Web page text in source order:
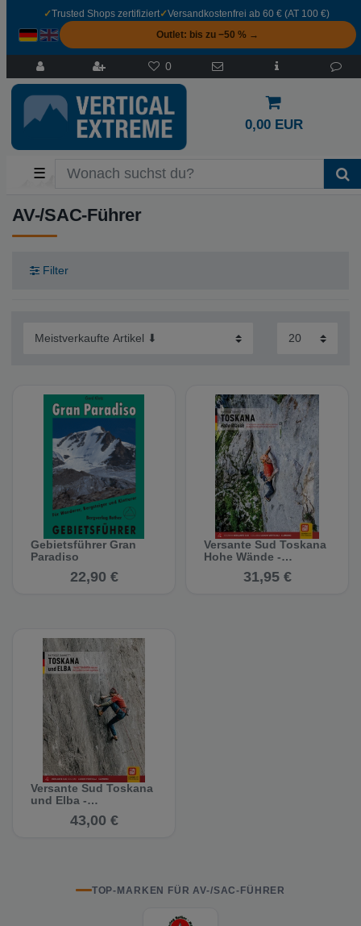
✓Trusted Shops zertifiziert✓Versandkostenfrei ab 60 € (AT 100 €)
Outlet: bis zu −50 % →
0
0,00 EUR
☰
AV-/SAC-Führer
Filter
Gebietsführer Gran
Paradiso
22,90 €
Versante Sud Toskana
Hohe Wände -
31,95 €
Versante Sud Toskana
und Elba -
43,00 €
TOP-MARKEN FÜR AV-/SAC-FÜHRER